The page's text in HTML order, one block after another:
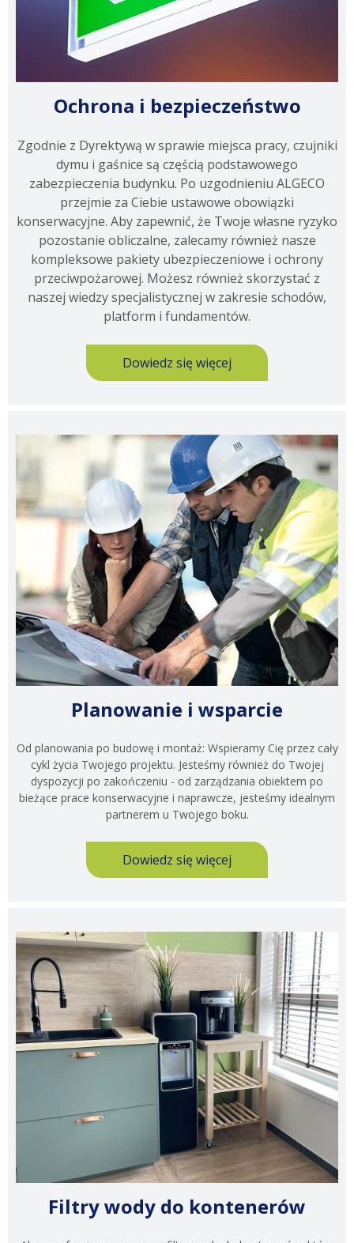
Ochrona i bezpieczeństwo
Zgodnie z Dyrektywą w sprawie miejsca pracy, czujniki
dymu i gaśnice są częścią podstawowego
zabezpieczenia budynku. Po uzgodnieniu ALGECO
przejmie za Ciebie ustawowe obowiązki
konserwacyjne. Aby zapewnić, że Twoje własne ryzyko
pozostanie obliczalne, zalecamy również nasze
kompleksowe pakiety ubezpieczeniowe i ochrony
przeciwpożarowej. Możesz również skorzystać z
naszej wiedzy specjalistycznej w zakresie schodów,
platform i fundamentów.
Dowiedz się więcej
Planowanie i wsparcie
Od planowania po budowę i montaż: Wspieramy Cię przez cały
cykl życia Twojego projektu. Jesteśmy również do Twojej
dyspozycji po zakończeniu - od zarządzania obiektem po
bieżące prace konserwacyjne i naprawcze, jesteśmy idealnym
partnerem u Twojego boku.
Dowiedz się więcej
Filtry wody do kontenerów